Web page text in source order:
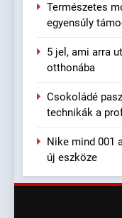
Természetes
egyensúly
5 jel, ami arra
otthonába
Csokoládé
technikák a
Nike mind 001
új eszköze